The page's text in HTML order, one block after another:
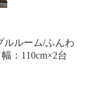
ルルーム/ふんわ
：110cm×2台